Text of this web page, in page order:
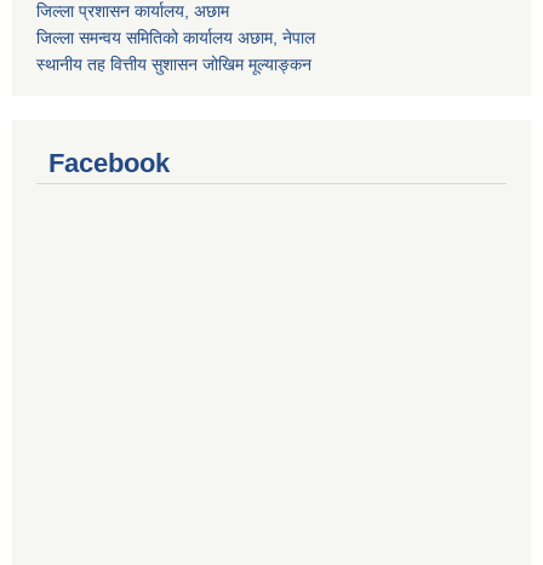
जिल्ला प्रशासन कार्यालय, अछाम
जिल्ला समन्वय समितिको कार्यालय अछाम, नेपाल
स्थानीय तह वित्तीय सुशासन जोखिम मूल्याङ्कन
Facebook